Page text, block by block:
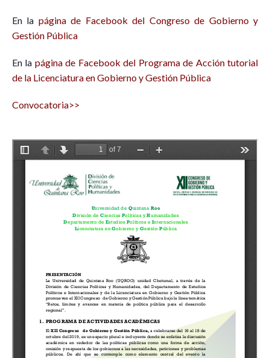
En la página de Facebook del Congreso de Gobierno y
Gestión Pública
En la página de Facebook del Programa de Acción tutorial
de la Licenciatura en Gobierno y Gestión Pública
Convocatoria>>